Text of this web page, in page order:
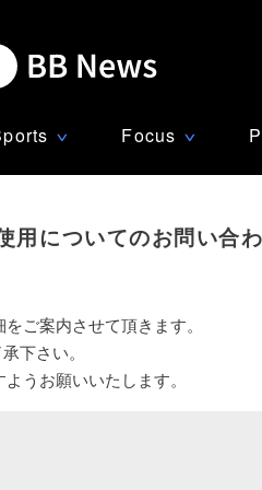
∨ Focus ∨
用についてのお問い合
ご案内させて頂きます。
下さい。
うお願いいたします。